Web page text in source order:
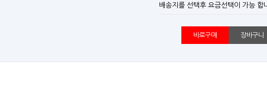
배송지를 선택후 요금선택이 가능 합